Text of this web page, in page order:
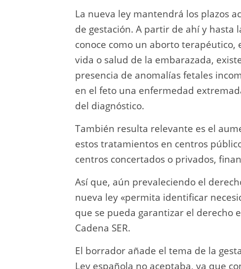
La nueva ley mantendrá los plazos
de gestación. A partir de ahí y hasta
conoce como un aborto terapéutico,
vida o salud de la embarazada,
presencia de anomalías fetales
en el feto una enfermedad
del diagnóstico.
También resulta relevante es el
estos tratamientos en centros
centros concertados o privados,
Así que, aún prevaleciendo el
nueva ley «permita identificar
que se pueda garantizar el derecho
Cadena SER.
El borrador añade el tema de la
Ley española no aceptaba, ya que